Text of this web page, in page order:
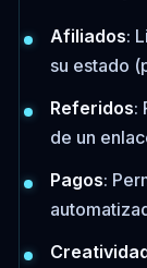
Afiliados:
su estado
Referidos:
de un
Pagos: